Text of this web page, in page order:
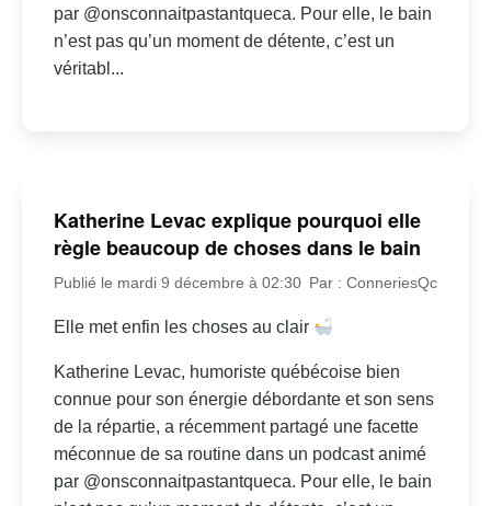
par @onsconnaitpastantqueca. Pour elle, le bain
n’est pas qu’un moment de détente, c’est un
véritabl...
Katherine Levac explique pourquoi elle
règle beaucoup de choses dans le bain
Publié le mardi 9 décembre à 02:30 Par : ConneriesQc
Elle met enfin les choses au clair
Katherine Levac, humoriste québécoise bien
connue pour son énergie débordante et son sens
de la répartie, a récemment partagé une facette
méconnue de sa routine dans un podcast animé
par @onsconnaitpastantqueca. Pour elle, le bain